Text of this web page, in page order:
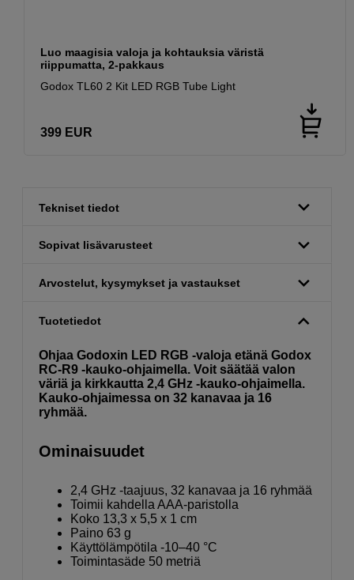
Luo maagisia valoja ja kohtauksia väristä
riippumatta, 2-pakkaus
Godox TL60 2 Kit LED RGB Tube Light
399 EUR
Tekniset tiedot
Sopivat lisävarusteet
Arvostelut, kysymykset ja vastaukset
Tuotetiedot
Ohjaa Godoxin LED RGB -valoja etänä Godox
RC-R9 -kauko-ohjaimella. Voit säätää valon
väriä ja kirkkautta 2,4 GHz -kauko-ohjaimella.
Kauko-ohjaimessa on 32 kanavaa ja 16
ryhmää.
Ominaisuudet
2,4 GHz -taajuus, 32 kanavaa ja 16 ryhmää
Toimii kahdella AAA-paristolla
Koko 13,3 x 5,5 x 1 cm
Paino 63 g
Käyttölämpötila -10–40 °C
Toimintasäde 50 metriä